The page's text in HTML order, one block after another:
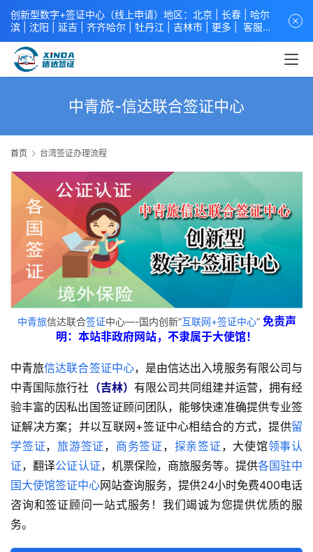
中青旅-信达联合签证中心
首页 台湾签证办理流程
中青旅信达联合签证中心—-国内创新”互联网+签证中心” 免责声
明：本站非政府网站，不隶属于大使馆！
中青旅信达联合签证中心，是由信达出入境服务有限公司与
中青国际旅行社 （吉林） 有限公司共同组建并运营，拥有经
验丰富的因私出国签证顾问团队，能够快速准确提供专业签
证解决方案；并以互联网+签证中心相结合的方式，提供留
学签证， 旅游签证 ， 商务签证 ， 探亲签证 ，大使馆领事认
证，翻译公证认证，机票保险，商旅服务等。提供各国驻中
国大使馆签证中心网站查询服务，提供24小时免费400电话
咨询和签证顾问一站式服务！我们竭诚为您提供优质的服
务。
创新型数字+签证中心（线上申请）地区：北京 | 长春
哈尔
滨
沈阳 延吉 | 齐齐哈尔 | 牡丹江 吉林市 | 更多 | 客服中
心
中青旅信达联合签证中心
学签证 商务签证 探亲签证 旅游签证 涉外公证 外交部认证 单
（双认证），海牙认证。微信一对一咨询：xindavisa或
提供服务机构：信达出入境服务有限公司/中青国际旅行社有限
.专业：留学签证 商务签证 探亲签证 旅游签证 涉外公证 外